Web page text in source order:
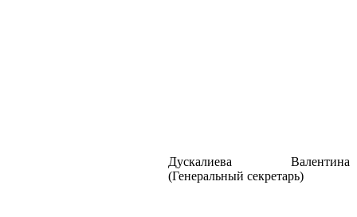
Дускалиева Валентина
(Генеральный секретарь)